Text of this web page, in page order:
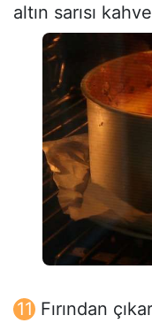
altın sarısı
Fırından